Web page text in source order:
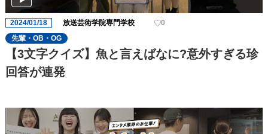
2024/01/18 放送芸術学院専門学校
0
先輩・OB・OG
【3文字クイズ】魚と言えばなに?意外すぎる珍
回答が連発